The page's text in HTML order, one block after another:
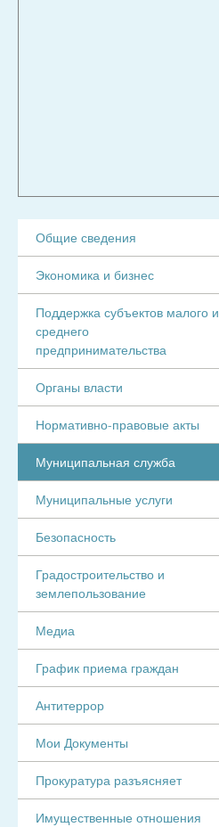
Общие сведения
Экономика и бизнес
Поддержка субъектов малого и
среднего
предпринимательства
Органы власти
Нормативно-правовые акты
Муниципальная служба
Муниципальные услуги
Безопасность
Градостроительство и
землепользование
Медиа
График приема граждан
Антитеррор
Мои Документы
Прокуратура разъясняет
Имущественные отношения